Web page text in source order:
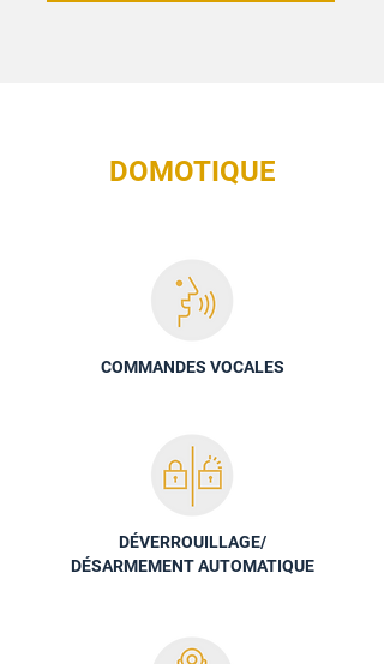
DOMOTIQUE
COMMANDES VOCALES
DÉVERROUILLAGE/
DÉSARMEMENT AUTOMATIQUE